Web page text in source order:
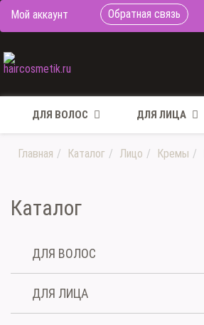
Мой аккаунт Обратная связь
ДЛЯ ВОЛОС ДЛЯ ЛИЦА
Главная Каталог Лицо Кремы
Каталог
ДЛЯ ВОЛОС
ДЛЯ ЛИЦА